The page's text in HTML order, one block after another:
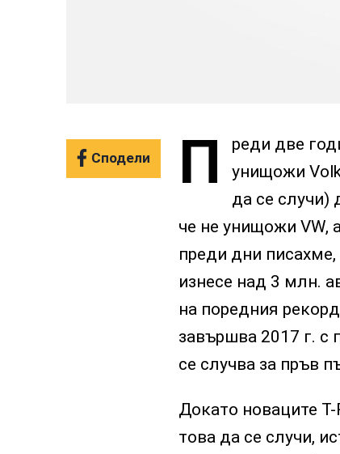
Сподели П
реди две
унищожи
да се случи)
че не унищожи VW,
преди дни
изнесе над 3 млн.
на поредния
завършва 2017 г. с
се случва за пръв
Докато новаците
това да се случи,